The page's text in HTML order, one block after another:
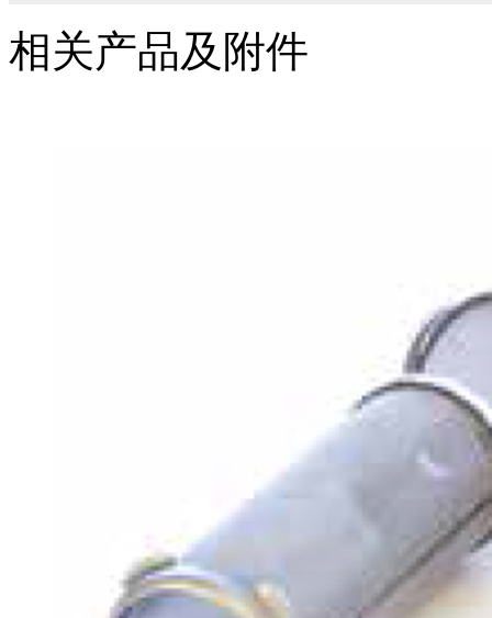
相关产品及附件